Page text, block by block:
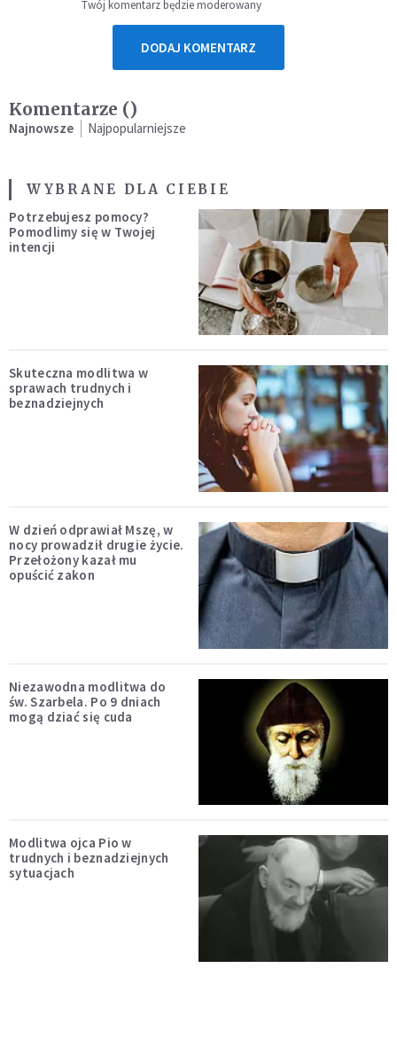
Twój komentarz będzie moderowany
DODAJ KOMENTARZ
Komentarze ()
Najnowsze Najpopularniejsze
WYBRANE DLA CIEBIE
Potrzebujesz pomocy?
Pomodlimy się w Twojej
intencji
Skuteczna modlitwa w
sprawach trudnych i
beznadziejnych
W dzień odprawiał Mszę, w
nocy prowadził drugie życie.
Przełożony kazał mu
opuścić zakon
Niezawodna modlitwa do
św. Szarbela. Po 9 dniach
mogą dziać się cuda
Modlitwa ojca Pio w
trudnych i beznadziejnych
sytuacjach